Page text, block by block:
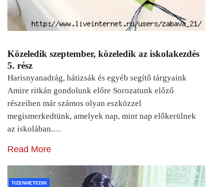
Közeledik szeptember, közeledik az iskolakezdés
5. rész
Harisnyanadrág, hátizsák és egyéb segítő tárgyaink
Amire ritkán gondolunk előre Sorozatunk előző
részeiben már számos olyan eszközzel
megismerkedtünk, amelyek nap, mint nap előkerülnek
az iskolában.…
Read More
TIZENHETEDIK